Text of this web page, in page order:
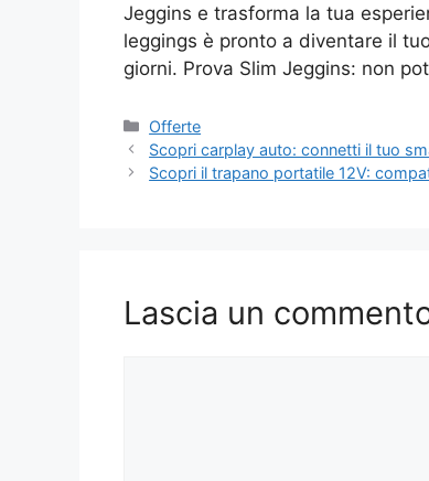
Jeggins e trasforma la tua
leggings è pronto a diventare il
giorni. Prova Slim Jeggins: non
Categorie
Offerte
Scopri carplay auto: connetti il tuo
Scopri il trapano portatile 12V:
Lascia un